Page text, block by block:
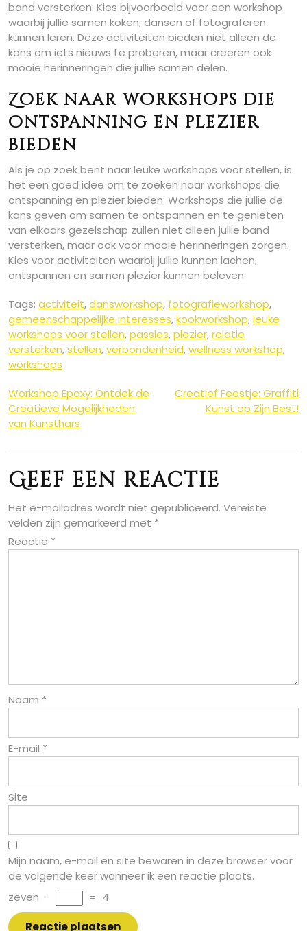
band versterken. Kies bijvoorbeeld voor een workshop
waarbij jullie samen koken, dansen of fotograferen
kunnen leren. Deze activiteiten bieden niet alleen de
kans om iets nieuws te proberen, maar creëren ook
mooie herinneringen die jullie samen delen.
Zoek naar workshops die
ontspanning en plezier
bieden
Als je op zoek bent naar leuke workshops voor stellen, is
het een goed idee om te zoeken naar workshops die
ontspanning en plezier bieden. Workshops die jullie de
kans geven om samen te ontspannen en te genieten
van elkaars gezelschap zullen niet alleen jullie band
versterken, maar ook voor mooie herinneringen zorgen.
Kies voor activiteiten waarbij jullie kunnen lachen,
ontspannen en samen plezier kunnen beleven.
Tags: activiteit,dansworkshop, fotografieworkshop,
gemeenschappelijke interesses,kookworkshop,leuke
workshops voor stellen,passies,plezier,relatie
versterken,stellen,verbondenheid,wellness workshop,
workshops
Berichtnavigatie
Workshop Epoxy: Ontdek de
Creatieve Mogelijkheden
van Kunsthars
Creatief Feestje: Graffiti
Kunst op Zijn Best!
Geef een reactie
Het e-mailadres wordt niet gepubliceerd. Vereiste
velden zijn gemarkeerd met *
Reactie *
Naam *
E-mail *
Site
Mijn naam, e-mail en site bewaren in deze browser voor
de volgende keer wanneer ik een reactie plaats.
zeven − = 4